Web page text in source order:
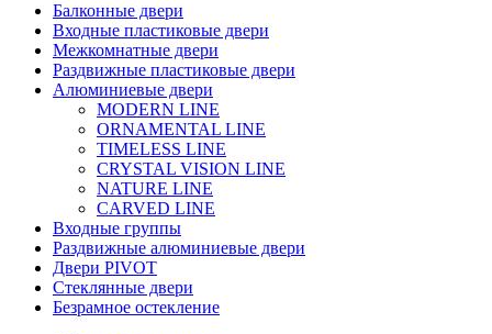
Балконные двери
Входные пластиковые двери
Межкомнатные двери
Раздвижные пластиковые двери
Алюминиевые двери
MODERN LINE
ORNAMENTAL LINE
TIMELESS LINE
CRYSTAL VISION LINE
NATURE LINE
CARVED LINE
Входные группы
Раздвижные алюминиевые двери
Двери PIVOT
Стеклянные двери
Безрамное остекление